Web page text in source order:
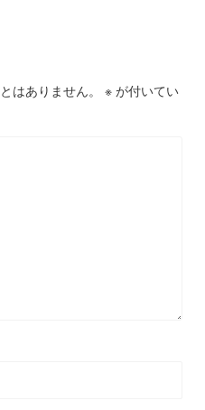
はありません。 ※ が付いてい